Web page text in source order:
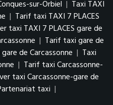
sur-Orbiel | Taxi TAXI
| Tarif taxi TAXI 7 PLACES
taxi TAXI 7 PLACES gare de
| Tarif taxi gare de
de Carcassonne | Taxi
| Tarif taxi Carcassonne-
taxi Carcassonne-gare de
taxi |